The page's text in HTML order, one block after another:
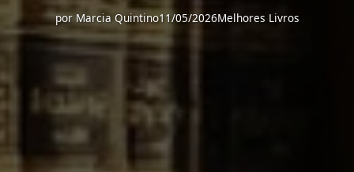
por Marcia Quintino11/05/2026Melhores Livros